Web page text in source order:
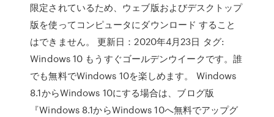
限定されているため、ウェブ版およびデスクトップ
版を使ってコンピュータにダウンロード すること
はできません。 更新日：2020年4月23日 タグ:
Windows 10 もうすぐゴールデンウイークです。誰
でも無料でWindows 10を楽しめます。 Windows
8.1からWindows 10にする場合は、ブログ版
『Windows 8.1からWindows 10へ無料でアップグ